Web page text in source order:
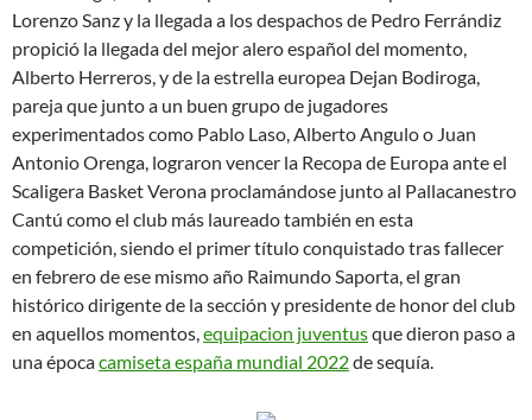
Lorenzo Sanz y la llegada a los despachos de Pedro Ferrándiz
propició la llegada del mejor alero español del momento,
Alberto Herreros, y de la estrella europea Dejan Bodiroga,
pareja que junto a un buen grupo de jugadores
experimentados como Pablo Laso, Alberto Angulo o Juan
Antonio Orenga, lograron vencer la Recopa de Europa ante el
Scaligera Basket Verona proclamándose junto al Pallacanestro
Cantú como el club más laureado también en esta
competición, siendo el primer título conquistado tras fallecer
en febrero de ese mismo año Raimundo Saporta, el gran
histórico dirigente de la sección y presidente de honor del club
en aquellos momentos,equipacion juventusque dieron paso a
una épocacamiseta españa mundial 2022de sequía.